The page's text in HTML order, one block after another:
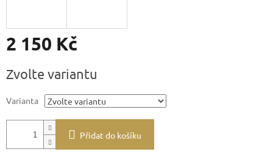
2 150 Kč
cena:
Zvolte variantu
Varianta
Přidat do košíku